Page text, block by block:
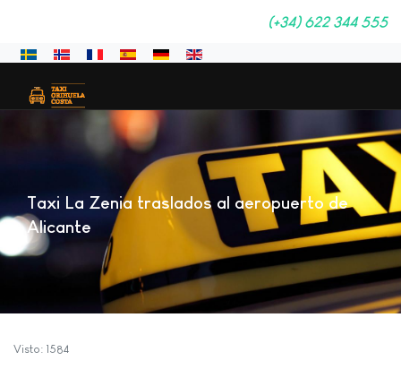
(+34) 622 344 555
Seleccione su idioma
Taxi La Zenia traslados al aeropuerto de
Alicante
Visto: 1584